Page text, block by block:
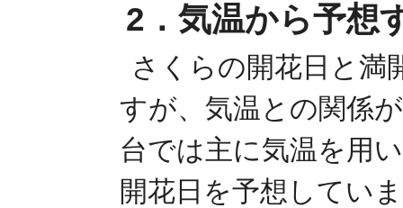
2．気温から予想
さくらの開花日と満
すが、気温との関係
台では主に気温を用
開花日を予想してい